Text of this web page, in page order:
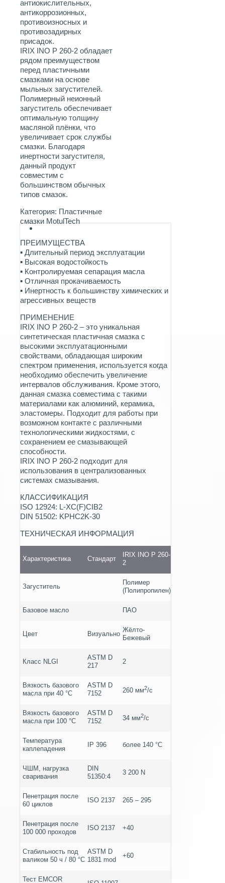
антиокислительных,
антикоррозионных,
противоизносных и
противозадирных
присадок.
IRIX INO P 260-2 обладает
рядом преимуществом
перед пластичными
смазками на основе
мыльных загустителей.
Полимерный неионный
загуститель обеспечивает
оптимальную толщину
масляной плёнки, что
увеличивает срок службы
смазки. Благодаря
инертности загустителя,
данный продукт
совместим с
большинством обычных
типов смазок.
Категория: Пластичные
смазки MotulTech
ПРЕИМУЩЕСТВА
▪ Длительный период эксплуатации
▪ Высокая водостойкость
▪ Контролируемая сепарация масла
▪ Отличная прокачиваемость
▪ Инертность к большинству химических и
агрессивных веществ
ПРИМЕНЕНИЕ
IRIX INO P 260-2 – это уникальная
синтетическая пластичная смазка с
высокими эксплуатационными
свойствами, обладающая широким
спектром применения, используется когда
необходимо обеспечить увеличение
интервалов обслуживания. Кроме этого,
данная смазка совместима с такими
материалами как алюминий, керамика,
эластомеры. Подходит для работы при
возможном контакте с различными
технологическими жидкостями, с
сохранением ее смазывающей
способности.
IRIX INO P 260-2 подходит для
использования в централизованных
системах смазывания.
КЛАССИФИКАЦИЯ
ISO 12924: L-XC(F)CIB2
DIN 51502: KPHC2K-30
ТЕХНИЧЕСКАЯ ИНФОРМАЦИЯ
Характеристика Стандарт
IRIX INO P 260-
2
Загуститель
Полимер
(Полипропилен)
Базовое масло ПАО
Цвет Визуально
Жёлто-
Бежевый
Класс NLGI
ASTM D
217
2
Вязкость базового
масла при 40 °C
ASTM D
7152
260 мм2/с
Вязкость базового
масла при 100 °C
ASTM D
7152
34 мм2/с
Температура
каплепадения
IP 396 более 140 °C
ЧШМ, нагрузка
сваривания
DIN
51350:4
3 200 N
Пенетрация после
60 циклов
ISO 2137 265 – 295
Пенетрация после
100 000 проходов
ISO 2137 +40
Стабильность под
валиком 50 ч / 80 °C
ASTM D
1831 mod
+60
Тест EMCOR